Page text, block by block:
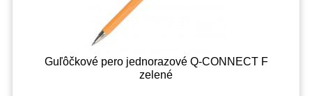
Guľôčkové pero jednorazové Q-CONNECT F
zelené